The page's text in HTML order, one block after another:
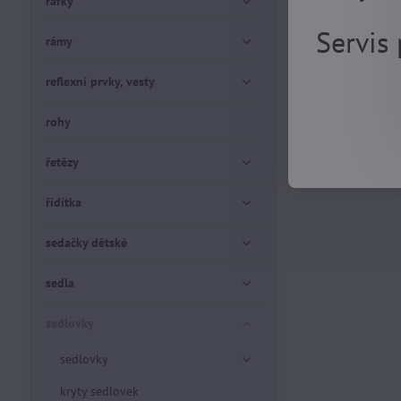
rámy
reflexní prvky, vesty
rohy
řetězy
řídítka
sedačky dětské
sedla
sedlovky
kryty sedlovek
Servis